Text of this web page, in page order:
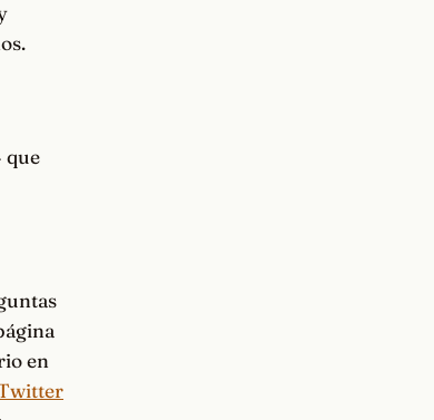
que
en